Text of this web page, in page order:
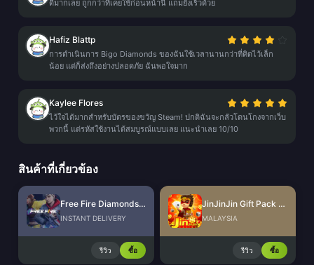
ดีมากเลย ถูกกว่าที่เคยใช้ก่อนหน้านี้ แถมยังเร็วด้วย
Hafiz Blattp
การดำเนินการ Bigo Diamonds ของฉันใช้เวลานานกว่าที่คิดไว้เล็ก
น้อย แต่ก็ส่งถึงอย่างปลอดภัย ฉันพอใจมาก
Kaylee Flores
ไว้ใจได้มากสำหรับบัตรของขวัญ Steam! ปกติฉันจะกลัวโดนโกงจากเว็บ
พวกนี้ แต่รหัสใช้งานได้สมบูรณ์แบบเลย แนะนำเลย 10/10
สินค้าที่เกี่ยวข้อง
Free Fire Diamonds EU + TR
INSTANT DELIVERY
รีวิว ซื้อ
JinJinJin Gift Pack Redeem Code
MALAYSIA
รีวิว ซื้อ